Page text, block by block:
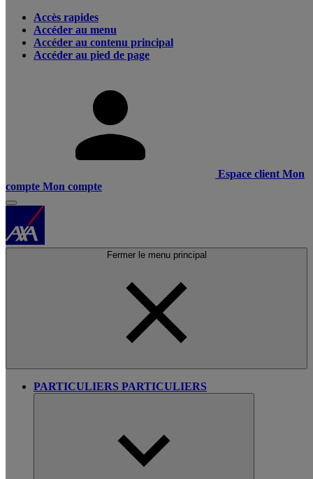
Accès rapides
Accéder au menu
Accéder au contenu principal
Accéder au pied de page
Espace client Mon
compte Mon compte
Fermer le menu principal
PARTICULIERS PARTICULIERS